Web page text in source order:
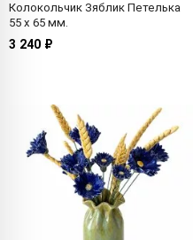
Колокольчик Зяблик Петелька
55 x 65 мм.
3 240 ₽